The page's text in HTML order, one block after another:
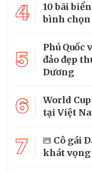
4
10 bãi
bình chọn
5
Phú
đảo đẹp
Dương
6
World
tại Việt
7
Cô gái
khát